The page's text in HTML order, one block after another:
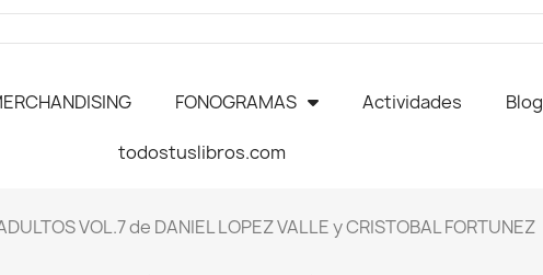
FONOGRAMAS Actividades Blog
todostuslibros.com
VOL.7 de DANIEL LOPEZ VALLE y CRISTOBAL FORTUNEZ